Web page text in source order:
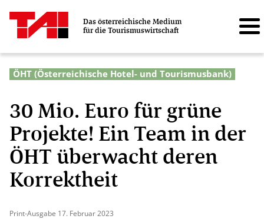
Das österreichische Medium
für die Tourismuswirtschaft
ÖHT (Österreichische Hotel- und Tourismusbank)
30 Mio. Euro für grüne
Projekte! Ein Team in der
ÖHT überwacht deren
Korrektheit
Print-Ausgabe 17. Februar 2023